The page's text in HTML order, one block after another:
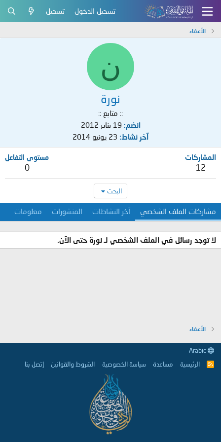
تسجيل الدخول تسجيل
الأعضاء
ن
نورة
:: متابع ::
انضم 19 يناير 2012
آخر نشاط 23 يونيو 2014
المشاركات
12
مستوى التفاعل
0
البحث
مشاركات الملف الشخصي آخر النشاطات المنشورات معلومات
لا توجد رسائل في الملف الشخصي لـ نورة حتى الآن.
الأعضاء
R
الرئيسية مساعدة سياسة الخصوصية الشروط والقوانين إتصل بنا